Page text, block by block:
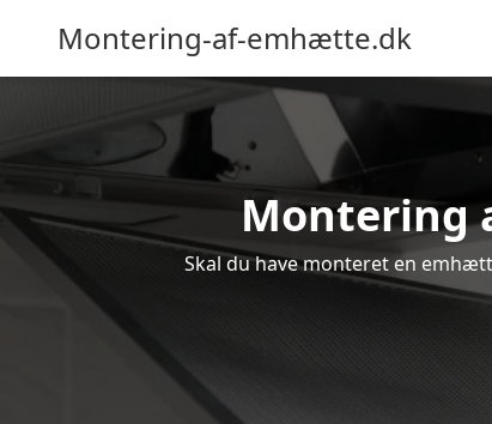
Montering-af-emhætte.dk
Montering
Skal du have monteret en